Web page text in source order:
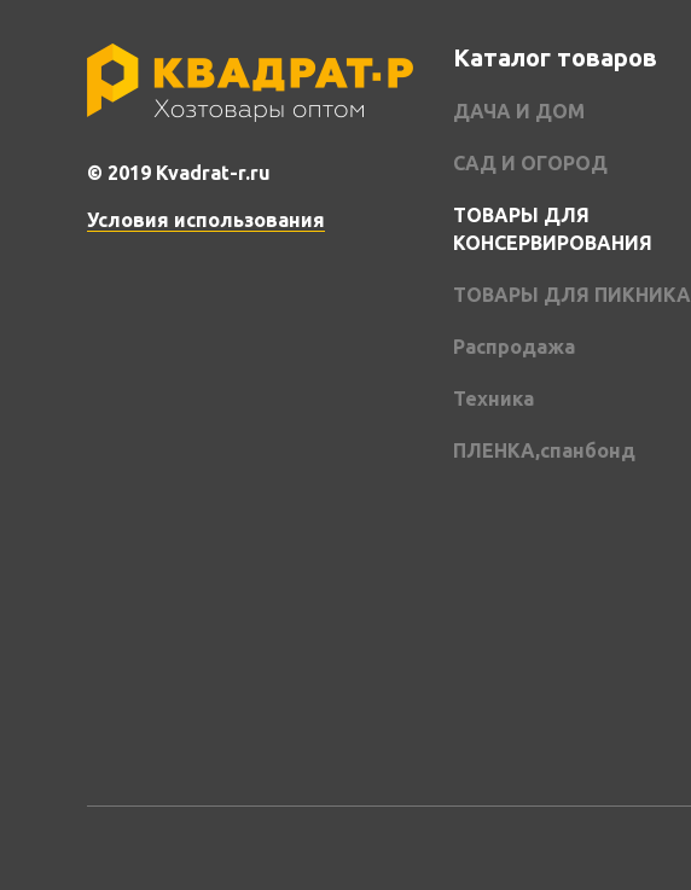
© 2019 Kvadrat-r.ru
Условия использования
Каталог товаров
ДАЧА И ДОМ
САД И ОГОРОД
ТОВАРЫ ДЛЯ
КОНСЕРВИРОВАНИЯ
ТОВАРЫ ДЛЯ ПИКНИКА
Распродажа
Техника
ПЛЕНКА,спанбонд